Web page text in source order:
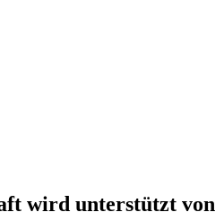
wird unterstützt von